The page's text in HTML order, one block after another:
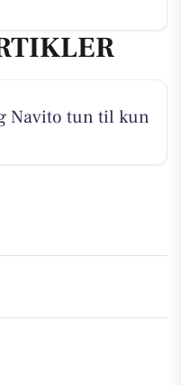
Navito tun til kun